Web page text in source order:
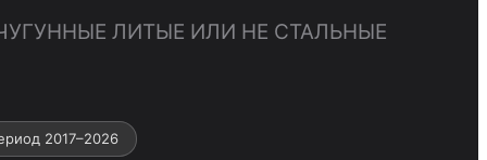
ЛИТЫЕ ИЛИ НЕ СТАЛЬНЫЕ
2017–2026